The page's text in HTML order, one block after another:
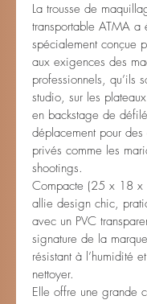
La trousse de
transportable ATMA a
spécialement conçue
aux exigences des
professionnels, qu’ils
studio, sur les
en backstage de
déplacement pour des
privés comme les
shootings.
Compacte (25 x 18 x
allie design chic,
avec un PVC
signature de la
résistant à l’humidité
nettoyer.
Elle offre une grande